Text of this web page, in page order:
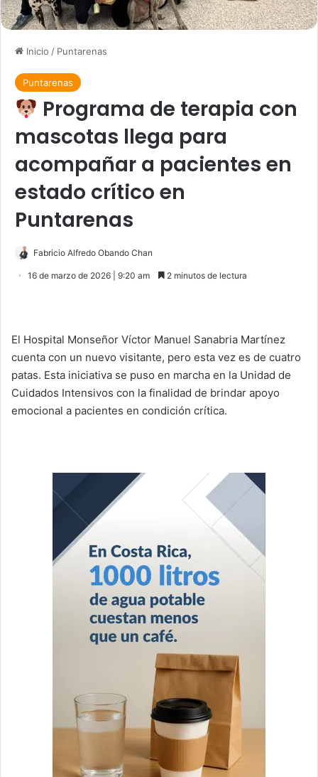
Inicio / Puntarenas
Puntarenas
Programa de terapia con
mascotas llega para
acompañar a pacientes en
estado crítico en
Puntarenas
Fabricio Alfredo Obando Chan
16 de marzo de 2026 | 9:20 am 2 minutos de lectura
El Hospital Monseñor Víctor Manuel Sanabria Martínez
cuenta con un nuevo visitante, pero esta vez es de cuatro
patas. Esta iniciativa se puso en marcha en la Unidad de
Cuidados Intensivos con la finalidad de brindar apoyo
emocional a pacientes en condición crítica.